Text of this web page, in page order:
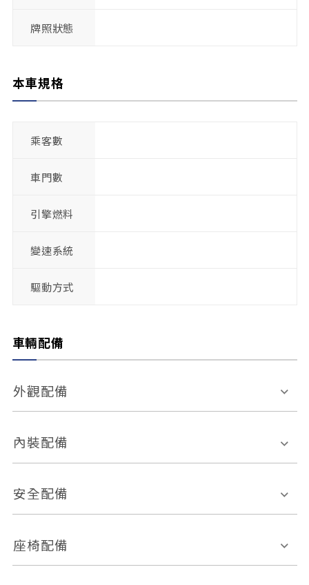
牌照狀態
本車規格
乘客數
車門數
引擎燃料
變速系統
驅動方式
車輛配備
外觀配備
電動天窗
後視鏡方向指示燈
內裝配備
多功能方向盤
恆溫空調
安全配備
前座正面氣囊
座椅配備